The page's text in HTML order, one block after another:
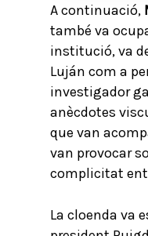
A continuació,
també va
institució, va
Luján com a
investigador
anècdotes
que van
van provocar
complicitat
La cloenda va